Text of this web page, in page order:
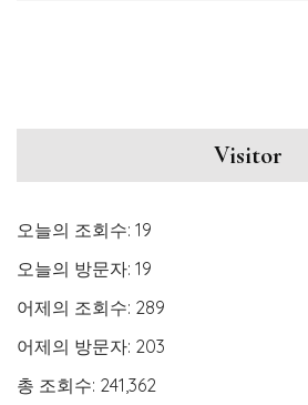
Visitor
오늘의 조회수: 19
오늘의 방문자: 19
어제의 조회수: 289
어제의 방문자: 203
총 조회수: 241,362